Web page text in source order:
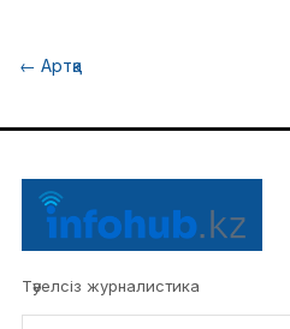
← Артқа
Тәуелсіз журналистика